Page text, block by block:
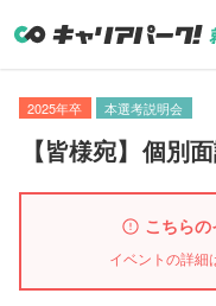
2025年卒 本選考説明会
【皆様宛】 個別
こちらの
イベントの詳細